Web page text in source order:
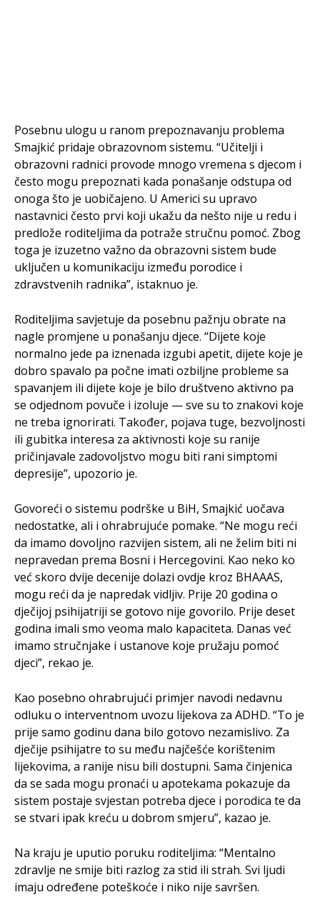
Posebnu ulogu u ranom prepoznavanju problema
Smajkić pridaje obrazovnom sistemu. “Učitelji i
obrazovni radnici provode mnogo vremena s djecom i
često mogu prepoznati kada ponašanje odstupa od
onoga što je uobičajeno. U Americi su upravo
nastavnici često prvi koji ukažu da nešto nije u redu i
predlože roditeljima da potraže stručnu pomoć. Zbog
toga je izuzetno važno da obrazovni sistem bude
uključen u komunikaciju između porodice i
zdravstvenih radnika”, istaknuo je.
Roditeljima savjetuje da posebnu pažnju obrate na
nagle promjene u ponašanju djece. “Dijete koje
normalno jede pa iznenada izgubi apetit, dijete koje je
dobro spavalo pa počne imati ozbiljne probleme sa
spavanjem ili dijete koje je bilo društveno aktivno pa
se odjednom povuče i izoluje — sve su to znakovi koje
ne treba ignorirati. Također, pojava tuge, bezvoljnosti
ili gubitka interesa za aktivnosti koje su ranije
pričinjavale zadovoljstvo mogu biti rani simptomi
depresije”, upozorio je.
Govoreći o sistemu podrške u BiH, Smajkić uočava
nedostatke, ali i ohrabrujuće pomake. “Ne mogu reći
da imamo dovoljno razvijen sistem, ali ne želim biti ni
nepravedan prema Bosni i Hercegovini. Kao neko ko
već skoro dvije decenije dolazi ovdje kroz BHAAAS,
mogu reći da je napredak vidljiv. Prije 20 godina o
dječijoj psihijatriji se gotovo nije govorilo. Prije deset
godina imali smo veoma malo kapaciteta. Danas već
imamo stručnjake i ustanove koje pružaju pomoć
djeci”, rekao je.
Kao posebno ohrabrujući primjer navodi nedavnu
odluku o interventnom uvozu lijekova za ADHD. “To je
prije samo godinu dana bilo gotovo nezamislivo. Za
dječije psihijatre to su među najčešće korištenim
lijekovima, a ranije nisu bili dostupni. Sama činjenica
da se sada mogu pronaći u apotekama pokazuje da
sistem postaje svjestan potreba djece i porodica te da
se stvari ipak kreću u dobrom smjeru”, kazao je.
Na kraju je uputio poruku roditeljima: “Mentalno
zdravlje ne smije biti razlog za stid ili strah. Svi ljudi
imaju određene poteškoće i niko nije savršen.